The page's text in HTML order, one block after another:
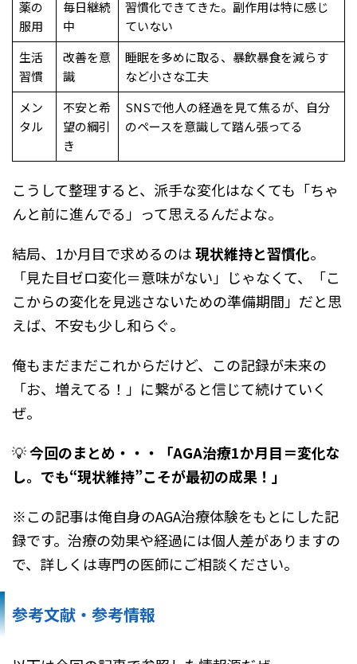
薬の
服用
毎日継続
中
習慣化できてきた。副作用は特に感じ
ていない
生活
習慣
改善を意
識
睡眠を多めに取る、暴飲暴食を減らす
など小さな工夫
メン
タル
不安と希
望の綱引
き
SNSで他人の経過を見て焦るが、自分
のペースを意識して踏ん張ってる
こうして整理すると、派手な変化はなくても「ちゃ
んと前に進んでる」って思えるんだよな。
結局、1か月目で求めるのは現状維持と習慣化。
「見た目ゼロ変化＝意味がない」じゃなくて、「こ
こからの変化を見逃さないための準備期間」だと思
えば、不安も少し和らぐ。
俺もまだまだこれからだけど、この記録が未来の
「お、増えてる！」に繋がると信じて続けていく
ぜ。
💡今回のまとめ・・・「AGA治療1か月目＝変化な
し。でも“現状維持”こそが最初の成果！」
※この記事は俺自身のAGA治療体験をもとにした記
録です。治療の効果や経過には個人差がありますの
で、詳しくは専門の医師にご相談ください。
参考文献・参考情報